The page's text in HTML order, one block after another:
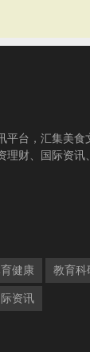
平台，汇集美食
理财、国际资讯
健康 教育科
资讯